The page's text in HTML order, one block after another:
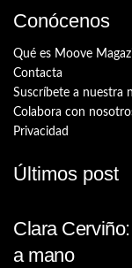
Conócenos
Qué es Moove
Contacta
Suscríbete a nuestra
Colabora con
Privacidad
Últimos post
Clara
a mano